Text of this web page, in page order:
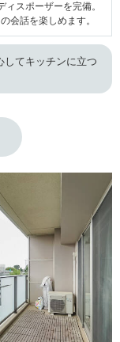
スポーザーを完備。
会話を楽しめます。
してキッチンに立つ